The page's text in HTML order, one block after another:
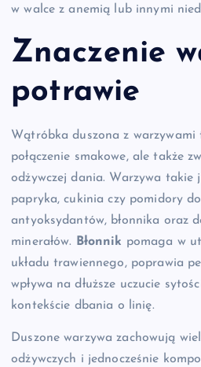
w walce z anemią lub innymi
Znaczenie
potrawie
Wątróbka duszona z warzywami
połączenie smakowe, ale także
odżywczej dania. Warzywa takie
papryka, cukinia czy pomidory
antyoksydantów, błonnika oraz
minerałów. Błonnik pomaga w
układu trawiennego, poprawia
wpływa na dłuższe uczucie
kontekście dbania o linię.
Duszone warzywa zachowują
odżywczych i jednocześnie